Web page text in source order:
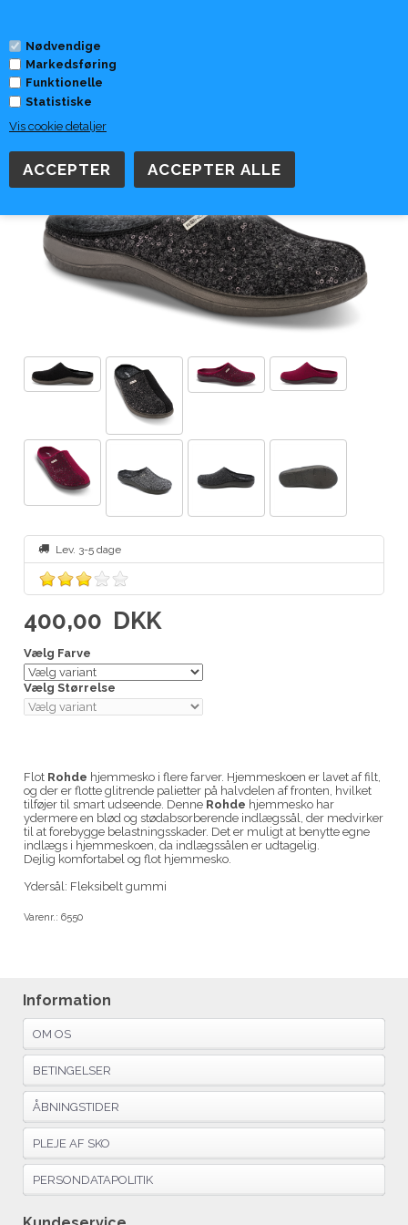
Nødvendige
Markedsføring
Funktionelle
Statistiske
Vis cookie detaljer
Forside»Skomærker
Rohde Dame Hjemmesko 6550
Lev. 3-5 dage
400,00 DKK
Vælg Farve
Vælg Størrelse
Flot Rohde hjemmesko i flere farver. Hjemmeskoen er lavet af filt,
og der er flotte glitrende palietter på halvdelen af fronten, hvilket
tilføjer til smart udseende. Denne Rohde hjemmesko har
ydermere en blød og stødabsorberende indlægssål, der medvirker
til at forebygge belastningsskader. Det er muligt at benytte egne
indlægs i hjemmeskoen, da indlægssålen er udtagelig.
Dejlig komfortabel og flot hjemmesko.
Ydersål: Fleksibelt gummi
Varenr.:6550
Information
OM OS
BETINGELSER
ÅBNINGSTIDER
PLEJE AF SKO
PERSONDATAPOLITIK